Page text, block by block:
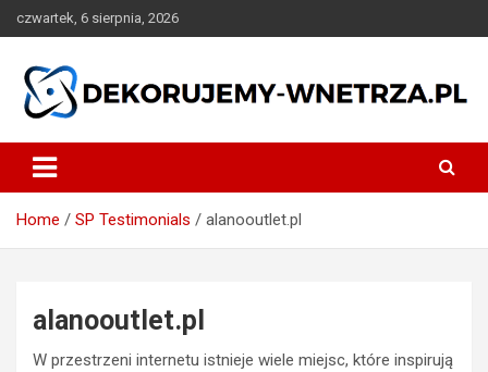
to
czwartek, 6 sierpnia, 2026
dekorujemy-wnetrza.pl
Home SP Testimonials alanooutlet.pl
alanooutlet.pl
W przestrzeni internetu istnieje wiele miejsc, które inspirują